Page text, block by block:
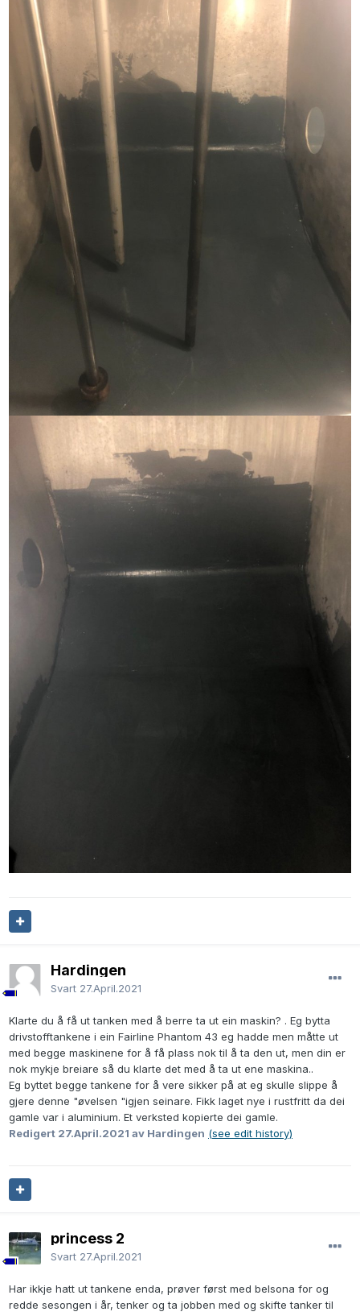
Hardingen
Svart 27.April.2021
Klarte du å få ut tanken med å berre ta ut ein maskin? . Eg bytta
drivstofftankene i ein Fairline Phantom 43 eg hadde men måtte ut
med begge maskinene for å få plass nok til å ta den ut, men din er
nok mykje breiare så du klarte det med å ta ut ene maskina..
Eg byttet begge tankene for å vere sikker på at eg skulle slippe å
gjere denne "øvelsen "igjen seinare. Fikk laget nye i rustfritt da dei
gamle var i aluminium. Et verksted kopierte dei gamle.
Redigert 27.April.2021 av Hardingen (see edit history)
princess 2
Svart 27.April.2021
Har ikkje hatt ut tankene enda, prøver først med belsona for og
redde sesongen i år, tenker og ta jobben med og skifte tanker til